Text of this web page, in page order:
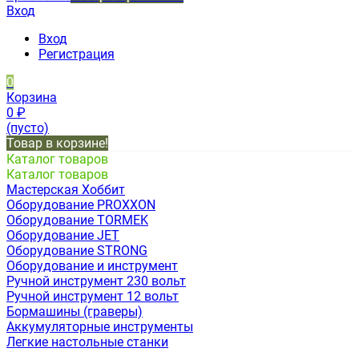
Вход
Вход
Регистрация
0
Корзина
0 ₽
(пусто)
Товар в корзине!
Каталог товаров
Каталог товаров
Мастерская Хоббит
Оборудование PROXXON
Оборудование TORMEK
Оборудование JET
Оборудование STRONG
Оборудование и инструмент
Ручной инструмент 230 вольт
Ручной инструмент 12 вольт
Бормашины (граверы)
Аккумуляторные инструменты
Легкие настольные станки